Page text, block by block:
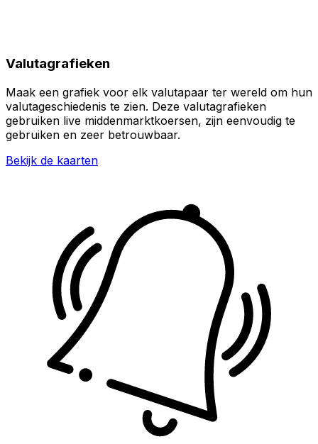
Valutagrafieken
Maak een grafiek voor elk valutapaar ter wereld om hun
valutageschiedenis te zien. Deze valutagrafieken
gebruiken live middenmarktkoersen, zijn eenvoudig te
gebruiken en zeer betrouwbaar.
Bekijk de kaarten